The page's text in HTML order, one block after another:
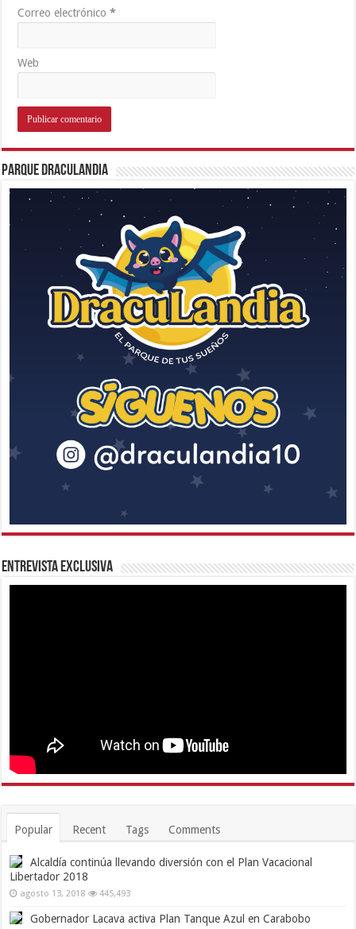
Correo electrónico*
Web
Parque Draculandia
Entrevista Exclusiva
Popular Recent Tags Comments
Alcaldía continúa llevando diversión con el Plan Vacacional
Libertador 2018
agosto 13, 2018 445,493
Gobernador Lacava activa Plan Tanque Azul en Carabobo